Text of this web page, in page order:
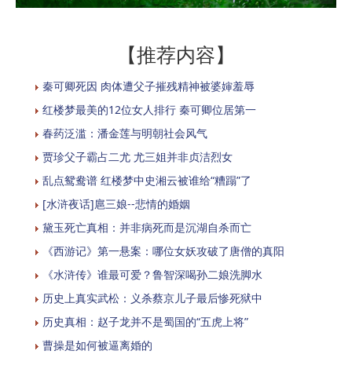
【推荐内容】
秦可卿死因 肉体遭父子摧残精神被婆婶羞辱
红楼梦最美的12位女人排行 秦可卿位居第一
春药泛滥：潘金莲与明朝社会风气
贾珍父子霸占二尤 尤三姐并非贞洁烈女
乱点鸳鸯谱 红楼梦中史湘云被谁给“糟蹋”了
[水浒夜话]扈三娘--悲情的婚姻
黛玉死亡真相：并非病死而是沉湖自杀而亡
《西游记》第一悬案：哪位女妖攻破了唐僧的真阳
《水浒传》谁最可爱？鲁智深喝孙二娘洗脚水
历史上真实武松：义杀蔡京儿子最后惨死狱中
历史真相：赵子龙并不是蜀国的“五虎上将”
曹操是如何被逼离婚的